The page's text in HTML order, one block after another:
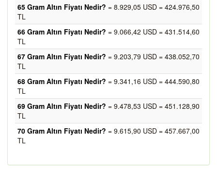
65 Gram Altın Fiyatı Nedir? = 8.929,05 USD = 424.976,50
TL
66 Gram Altın Fiyatı Nedir? = 9.066,42 USD = 431.514,60
TL
67 Gram Altın Fiyatı Nedir? = 9.203,79 USD = 438.052,70
TL
68 Gram Altın Fiyatı Nedir? = 9.341,16 USD = 444.590,80
TL
69 Gram Altın Fiyatı Nedir? = 9.478,53 USD = 451.128,90
TL
70 Gram Altın Fiyatı Nedir? = 9.615,90 USD = 457.667,00
TL